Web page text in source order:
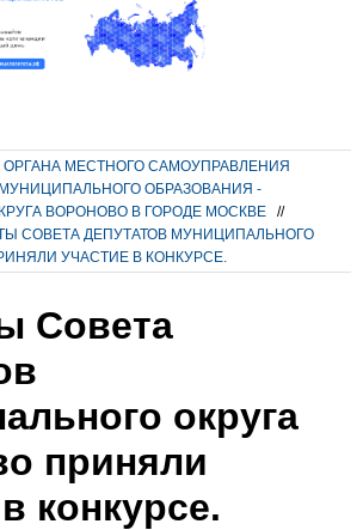
МЕСТНОГО САМОУПРАВЛЕНИЯ
ОБРАЗОВАНИЯ -
ВОРОНОВО В ГОРОДЕ МОСКВЕ
//
СОВЕТА ДЕПУТАТОВ МУНИЦИПАЛЬНОГО
УЧАСТИЕ В КОНКУРСЕ.
Совета
округа
приняли
конкурсе.